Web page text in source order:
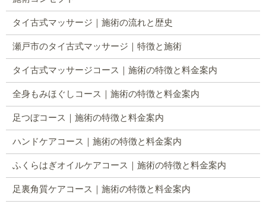
タイ古式マッサージ｜施術の流れと歴史
瀬戸市のタイ古式マッサージ｜特徴と施術
タイ古式マッサージコース｜施術の特徴と料金案内
全身もみほぐしコース｜施術の特徴と料金案内
足つぼコース｜施術の特徴と料金案内
ハンドケアコース｜施術の特徴と料金案内
ふくらはぎオイルケアコース｜施術の特徴と料金案内
足裏角質ケアコース｜施術の特徴と料金案内